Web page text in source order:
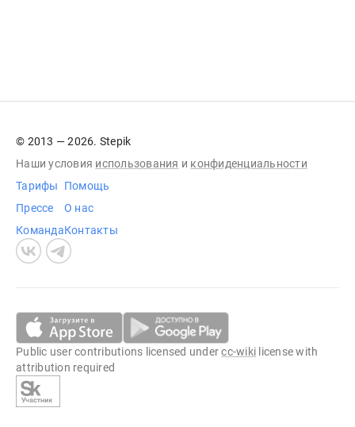
© 2013 — 2026. Stepik
Наши условия использования и конфиденциальности
Тарифы
Прессе
Команда
Помощь
О нас
Контакты
Public user contributions licensed undercc-wiki license with
attribution required